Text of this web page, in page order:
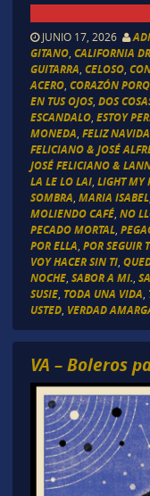
JUNIO 17, 2026
GITANO, CALIFORNIA
GUITARRA CELOSO,
ACERO, CORAZÓN
EN TUS OJOS, DOS
ESCANDALO, ESTOY
MONEDA FELIZ
FELICIANO & JOSÉ
JOSÉ FELICIANO &
LA LE LO LAI, LIGHT MY
SOMBRA MARIA ISABEL,
MOLIENDO CAFÉ, NO
PECADO MORTAL,
POR ELLA POR SEGUIR
VOY HACER SIN TI,
NOCHE, SABOR A MI.
SUSIE, TODA UNA VIDA
USTED, VERDAD
VA – Boleros